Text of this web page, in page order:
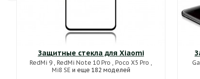
Защитные стекла для Xiaomi
RedMi 9 , RedMi Note 10 Pro , Poco X5 Pro ,
Mi8 SE и еще 182 моделей